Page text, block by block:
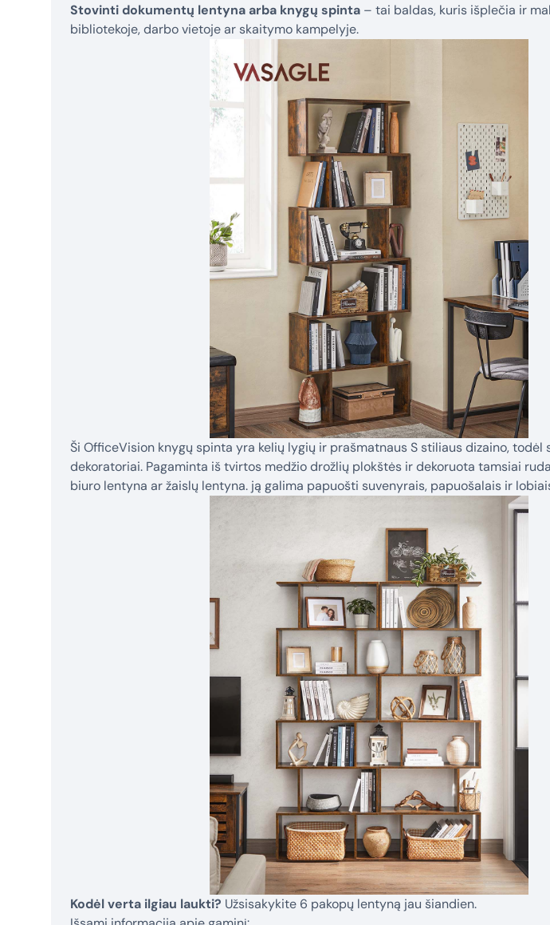
Stovinti dokumentų lentyna arba knygų spinta – tai baldas, kuris išplečia ir
bibliotekoje, darbo vietoje ar skaitymo kampelyje.
Ši OfficeVision knygų spinta yra kelių lygių ir prašmatnaus S stiliaus dizaino,
dekoratoriai. Pagaminta iš tvirtos medžio drožlių plokštės ir dekoruota tamsiai
biuro lentyna ar žaislų lentyna. ją galima papuošti suvenyrais, papuošalais ir
Kodėl verta ilgiau laukti? Užsisakykite 6 pakopų lentyną jau šiandien.